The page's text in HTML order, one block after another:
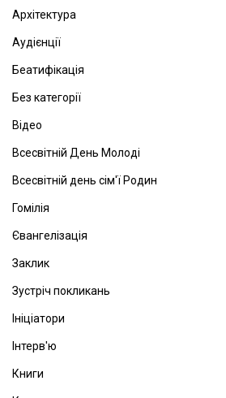
Архітектура
Аудієнції
Беатифікація
Без категорії
Відео
Всесвітній День Молоді
Всесвітній день сім'ї Родин
Гомілія
Євангелізація
Заклик
Зустріч покликань
Ініціатори
Інтерв'ю
Книги